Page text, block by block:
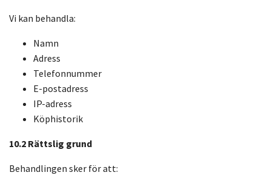
Vi kan behandla:
Namn
Adress
Telefonnummer
E-postadress
IP-adress
Köphistorik
10.2 Rättslig grund
Behandlingen sker för att: